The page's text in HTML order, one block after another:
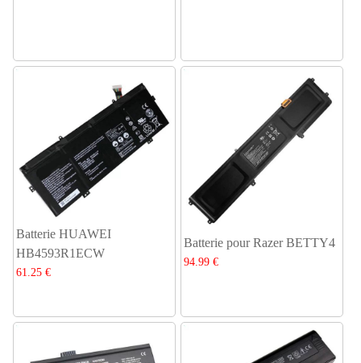
Batterie HUAWEI
HB4593R1ECW
61.25 €
Batterie pour Razer BETTY4
94.99 €